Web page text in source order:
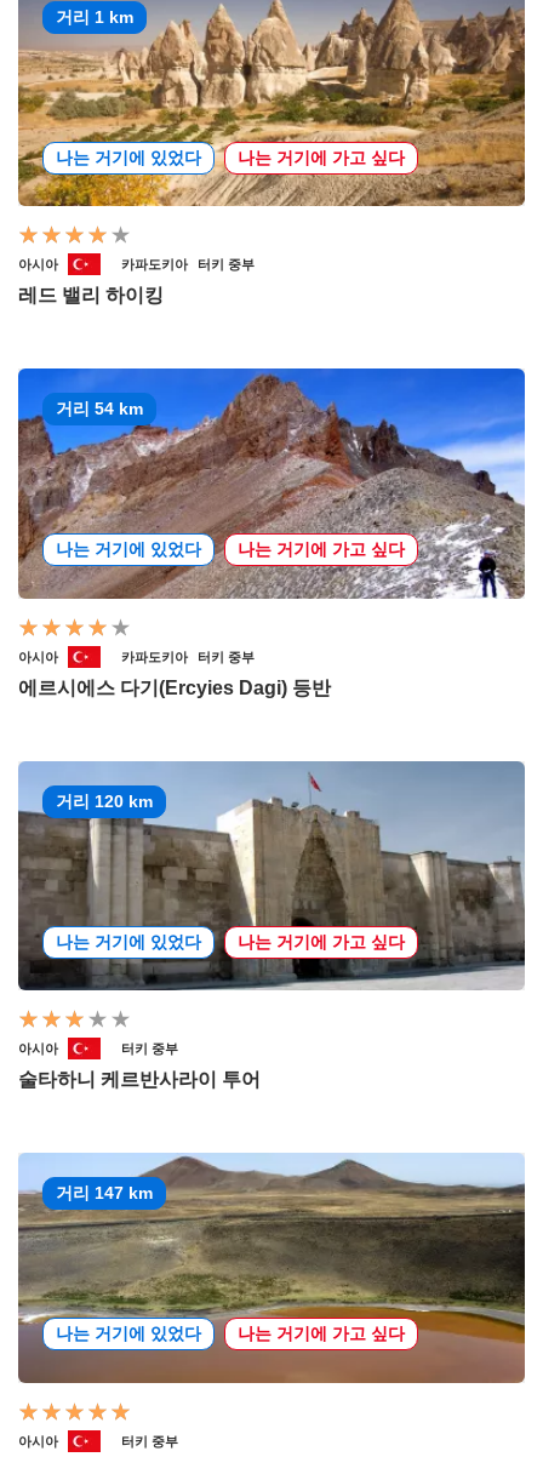
거리 1 km
나는 거기에 있었다 나는 거기에 가고 싶다
아시아 카파도키아 터키 중부
레드 밸리 하이킹
거리 54 km
나는 거기에 있었다 나는 거기에 가고 싶다
아시아 카파도키아 터키 중부
에르시에스 다기(Ercyies Dagi) 등반
거리 120 km
나는 거기에 있었다 나는 거기에 가고 싶다
아시아 터키 중부
술타하니 케르반사라이 투어
거리 147 km
나는 거기에 있었다 나는 거기에 가고 싶다
아시아 터키 중부